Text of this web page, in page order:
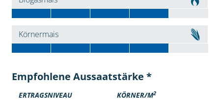
Körnermais
Empfohlene Aussaatstärke *
ERTRAGSNIVEAU KÖRNER/M2